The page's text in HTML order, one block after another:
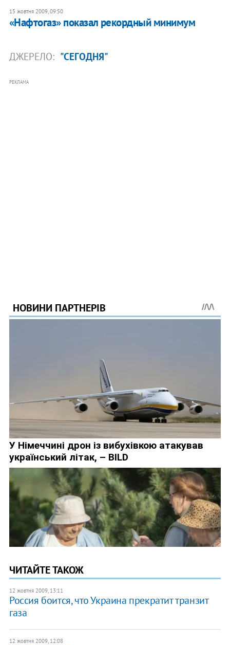
15 жовтня 2009, 09:50
«Нафтогаз» показал рекордный минимум
ДЖЕРЕЛО: "СЕГОДНЯ"
РЕКЛАМА
ЧИТАЙТЕ ТАКОЖ
12 жовтня 2009, 13:11
Россия боится, что Украина прекратит транзит
газа
12 жовтня 2009, 12:08